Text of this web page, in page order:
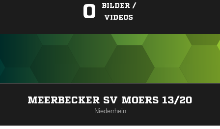
0
BILDER /
VIDEOS
MEERBECKER SV MOERS 13/20
Niederrhein